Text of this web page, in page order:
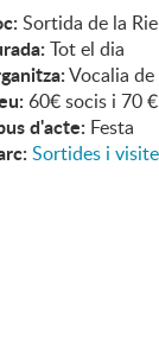
Sortida de la
Tot el dia
Vocalia
60€ socis i 70
d'acte: Festa
Sortides i